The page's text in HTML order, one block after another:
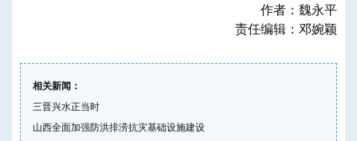
作者：魏永平
责任编辑：邓婉颖
相关新闻：
三晋兴水正当时
山西全面加强防洪排涝抗灾基础设施建设